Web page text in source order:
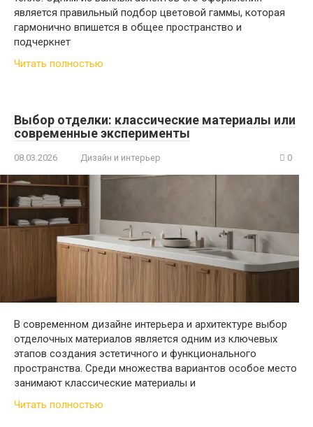
является правильный подбор цветовой гаммы, которая
гармонично впишется в общее пространство и
подчеркнет
Читать полностью
Выбор отделки: классические материалы или
современные эксперименты
08.03.2026 Дизайн и интерьер 0
В современном дизайне интерьера и архитектуре выбор
отделочных материалов является одним из ключевых
этапов создания эстетичного и функционального
пространства. Среди множества вариантов особое место
занимают классические материалы и
Читать полностью